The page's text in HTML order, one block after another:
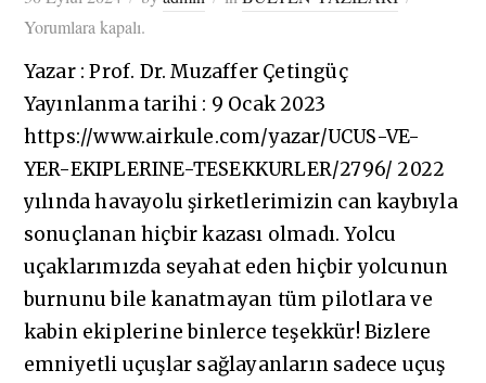
Yorumlara kapalı.
Yazar : Prof. Dr. Muzaffer Çetingüç
Yayınlanma tarihi : 9 Ocak 2023
https://www.airkule.com/yazar/UCUS-VE-
YER-EKIPLERINE-TESEKKURLER/2796/ 2022
yılında havayolu şirketlerimizin can kaybıyla
sonuçlanan hiçbir kazası olmadı. Yolcu
uçaklarımızda seyahat eden hiçbir yolcunun
burnunu bile kanatmayan tüm pilotlara ve
kabin ekiplerine binlerce teşekkür! Bizlere
emniyetli uçuşlar sağlayanların sadece uçuş